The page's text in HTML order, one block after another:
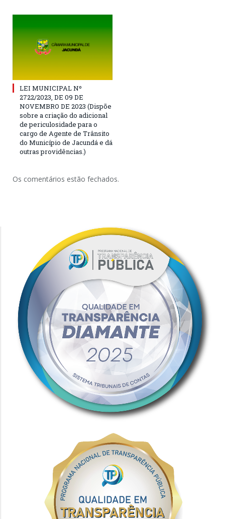
LEI MUNICIPAL Nº
2722/2023, DE 09 DE
NOVEMBRO DE 2023 (Dispõe
sobre a criação do adicional
de periculosidade para o
cargo de Agente de Trânsito
do Município de Jacundá e dá
outras providências.)
Os comentários estão fechados.